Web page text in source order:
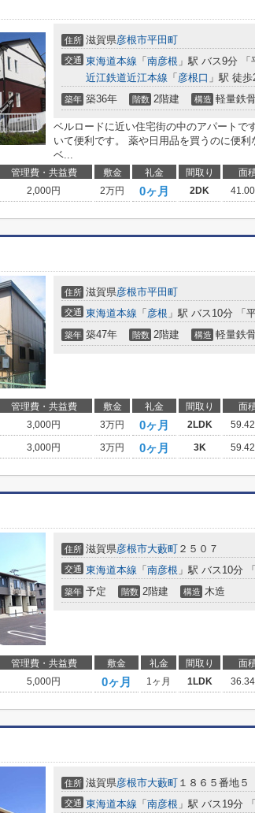
住所 滋賀県彦根市平田町
交通 東海道本線 「 南彦根 」駅 バス9分
近江鉄道近江本線 「 彦根口 」駅 徒歩
築年 築36年 階数 2階建 構造 軽量鉄
ベルロードに近い住宅街の中のアパートで
いて便利です。 薬や日用品を買うのに便
ベ...
管理費・共益費 敷金 礼金 間取り 面
2,000円 2万円 0ヶ月 2DK
住所 滋賀県彦根市平田町
交通 東海道本線 「 彦根 」駅 バス10分 「
築年 築47年 階数 2階建 構造 軽量鉄
管理費・共益費 敷金 礼金 間取り 面
3,000円 3万円 0ヶ月 2LDK
3,000円 3万円 0ヶ月 3K
住所 滋賀県彦根市大藪町 ２５０７
交通 東海道本線 「 南彦根 」駅 バス10分
築年 予定 階数 2階建 構造 木造
管理費・共益費 敷金 礼金 間取り 面
5,000円 0ヶ月 1ヶ月 1LDK
住所 滋賀県彦根市大藪町 １８６５番地５
交通 東海道本線 「 南彦根 」駅 バス19分